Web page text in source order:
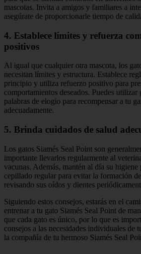
mascotas. Invita a amigos y familiares a
asegúrate de proporcionarle tiempo de
4. Establece límites y refuerza
positivos
Al igual que cualquier otra mascota, los
necesitan límites y estructura. Establece
principio y utiliza refuerzo positivo para
comportamientos deseados. Puedes utilizar
palabras de elogio para recompensar a tu
adecuadamente.
5. Brinda cuidados de salud
Los gatos Siamés Seal Point son
importante llevarlos regularmente al
vacunas. Además, mantén al día su
cepillado regular para evitar la formación
revisando sus oídos y dientes
Siguiendo estos consejos, estarás en el
entrenar a tu gato Siamés Seal Point de
que cada gato es único, por lo que es
consejos a las necesidades individuales de
la compañía de tu hermoso Siamés Seal